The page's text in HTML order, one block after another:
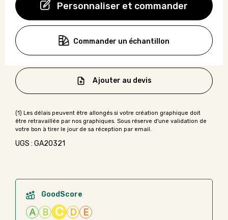
Personnaliser et commander
Commander un échantillon
Ajouter au devis
UGS : GA20321
GoodScore
A B C D E